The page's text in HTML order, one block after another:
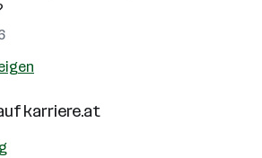
karriere.at